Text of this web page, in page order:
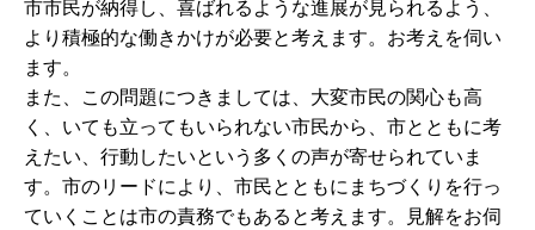
市市民が納得し、喜ばれるような進展が見られるよう、
より積極的な働きかけが必要と考えます。お考えを伺い
ます。
また、この問題につきましては、大変市民の関心も高
く、いても立ってもいられない市民から、市とともに考
えたい、行動したいという多くの声が寄せられていま
す。市のリードにより、市民とともにまちづくりを行っ
ていくことは市の責務でもあると考えます。見解をお伺